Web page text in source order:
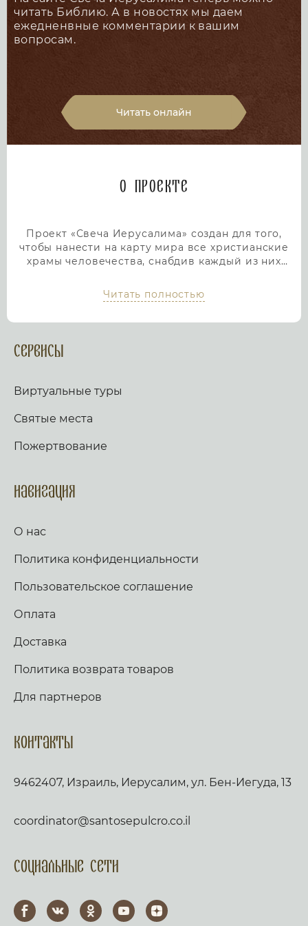
читать Библию. А в новостях мы даем
ежедненвные комментарии к вашим
вопросам.
Читать онлайн
О проекте
Проект «Свеча Иерусалима» создан для того,
чтобы нанести на карту мира все христианские
храмы человечества, снабдив каждый из них
мы дадим людям возможность посетить любой
храм или дольмен не выходя из дома, просто
помощь в возжжения свечей за здравие и
упокой в христианских храмах Иерусалима и
вопросом. Письма помещаются в Стену Плача,
Благодатным огнем.
товаров, освященных на камне Миропомазания.
Читать полностью
Сервисы
Виртуальные туры
Святые места
Пожертвование
Навигация
О нас
Политика конфиденциальности
Пользовательское соглашение
Оплата
Доставка
Политика возврата товаров
Для партнеров
Контакты
9462407, Израиль, Иерусалим, ул. Бен-Иегуда, 13
coordinator@santosepulcro.co.il
Социальные сети